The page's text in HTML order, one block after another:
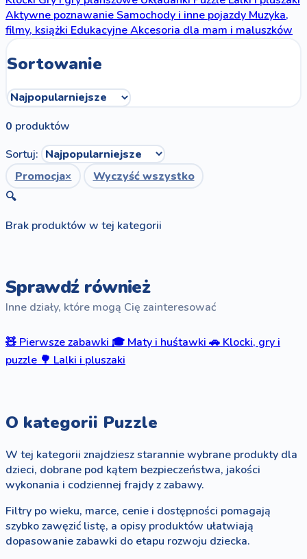
Aktywne poznawanieSamochody i inne pojazdyMuzyka,
filmy, książkiEdukacyjneAkcesoria dla mam i maluszków
Sortowanie
0 produktów
Sortuj:
Promocja×
Wyczyść wszystko
🔍
Brak produktów w tej kategorii
Sprawdź również
Inne działy, które mogą Cię zainteresować
🧸 Pierwsze zabawki 🎓 Maty i huśtawki 🚗 Klocki, gry i
puzzle 🌳 Lalki i pluszaki
O kategorii Puzzle
W tej kategorii znajdziesz starannie wybrane produkty dla
dzieci, dobrane pod kątem bezpieczeństwa, jakości
wykonania i codziennej frajdy z zabawy.
Filtry po wieku, marce, cenie i dostępności pomagają
szybko zawęzić listę, a opisy produktów ułatwiają
dopasowanie zabawki do etapu rozwoju dziecka.